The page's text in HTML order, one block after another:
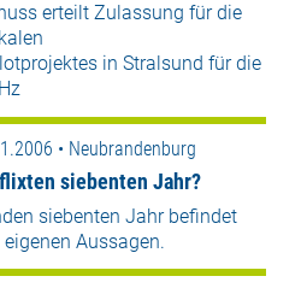
erteilt Zulassung für die
in Stralsund für die
• Neubrandenburg
siebenten Jahr?
siebenten Jahr befindet
Aussagen.